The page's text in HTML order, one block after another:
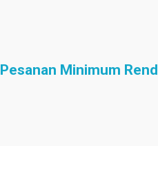
Pesanan Minimum